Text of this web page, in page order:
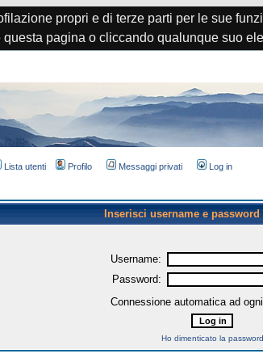
propri e di terze parti per le sue
pagina o cliccando qualunque suo
Lista utenti Profilo Messaggi privati Log in
Inserisci username e password
Username:
Password:
Connessione automatica ad
Ho dimenticato la password